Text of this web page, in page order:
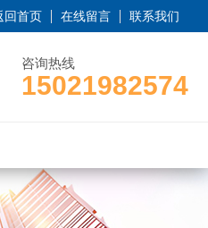
回首页 在线留言 联系我们
咨询热线
15021982574